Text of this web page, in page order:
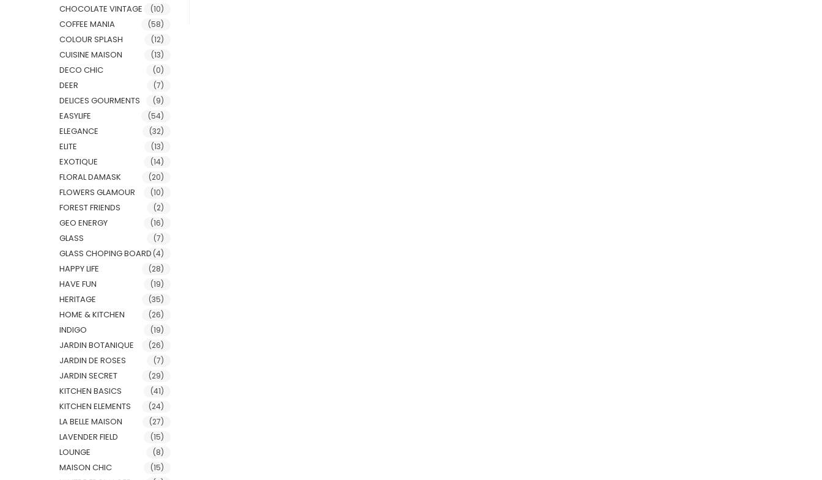
CHOCOLATE VINTAGE (10)
COFFEE MANIA (58)
COLOUR SPLASH (12)
CUISINE MAISON (13)
DECO CHIC (0)
DEER (7)
DELICES GOURMENTS (9)
EASYLIFE (54)
ELEGANCE (32)
ELITE (13)
EXOTIQUE (14)
FLORAL DAMASK (20)
FLOWERS GLAMOUR (10)
FOREST FRIENDS (2)
GEO ENERGY (16)
GLASS (7)
GLASS CHOPING BOARD (4)
HAPPY LIFE (28)
HAVE FUN (19)
HERITAGE (35)
HOME & KITCHEN (26)
INDIGO (19)
JARDIN BOTANIQUE (26)
JARDIN DE ROSES (7)
JARDIN SECRET (29)
KITCHEN BASICS (41)
KITCHEN ELEMENTS (24)
LA BELLE MAISON (27)
LAVENDER FIELD (15)
LOUNGE (8)
MAISON CHIC (15)